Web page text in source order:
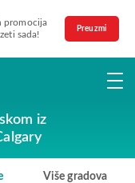
promocija
sada!
Preuzmi
iz
Više gradova